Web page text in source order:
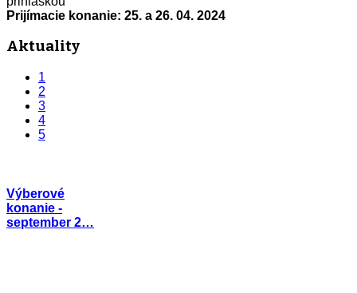
Prijímacie konanie: 25. a 26. 04. 2024
Aktuality
1
2
3
4
5
Výberové
konanie -
september 2…